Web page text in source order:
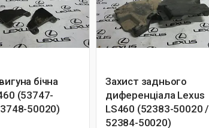
бічна
(53747-
50020)
Захист заднього
диференціала Lexus
LS460 (52383-50020 /
52384-50020)